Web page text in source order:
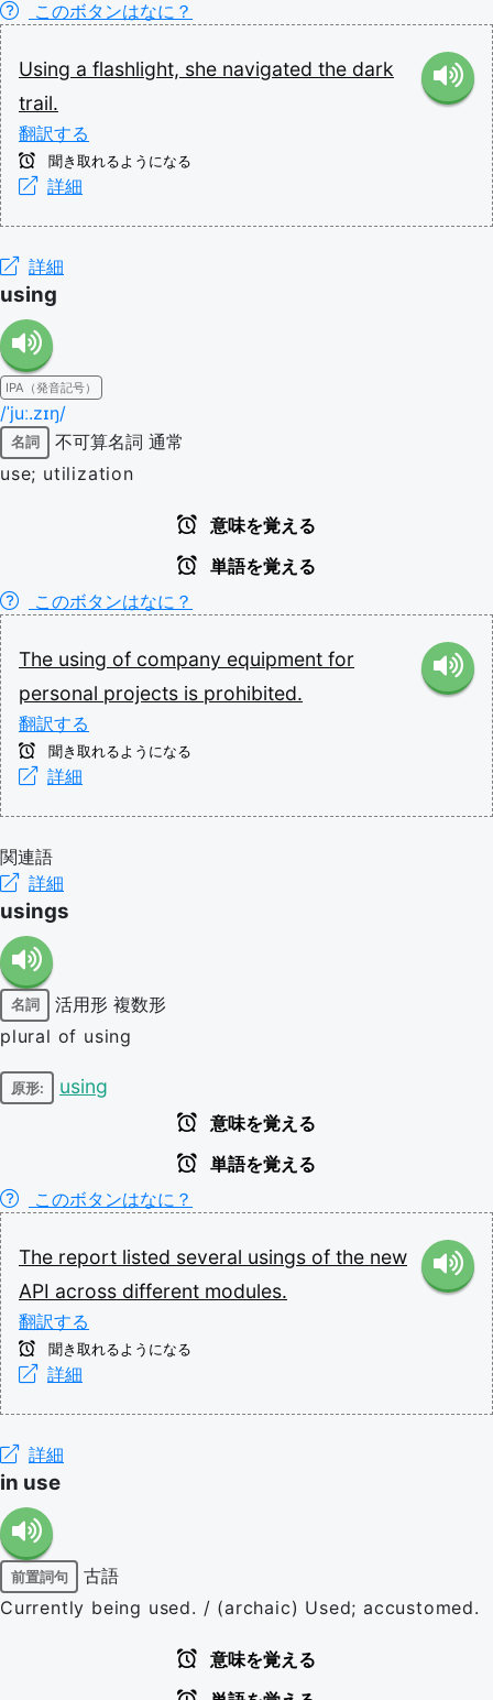
このボタンはなに？
Using a flashlight, she navigated the dark
trail.
翻訳する
聞き取れるようになる
詳細
詳細
using
IPA（発音記号）
/ˈjuː.zɪŋ/
名詞 不可算名詞 通常
use; utilization
意味を覚える
単語を覚える
このボタンはなに？
The using of company equipment for
personal projects is prohibited.
翻訳する
聞き取れるようになる
詳細
関連語
詳細
usings
名詞 活用形 複数形
plural of using
原形: using
意味を覚える
単語を覚える
このボタンはなに？
The report listed several usings of the new
API across different modules.
翻訳する
聞き取れるようになる
詳細
詳細
in use
前置詞句
古語
Currently being used. / (archaic) Used; accustomed.
意味を覚える